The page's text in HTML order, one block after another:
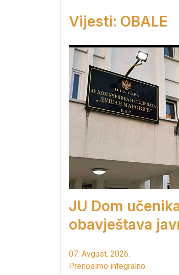
Vijesti: OBALE
JU Dom
obavještava
07. Avgust. 2026.
Prenosimo integralno.